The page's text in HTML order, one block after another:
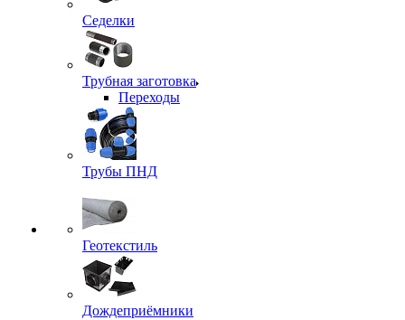
Седелки
Трубная заготовка
Переходы
Трубы ПНД
Геотекстиль
Дождеприёмники